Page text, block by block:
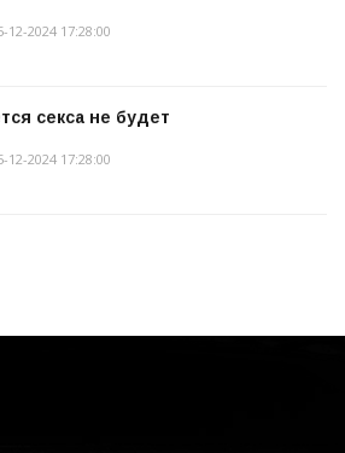
12-2024 17:28:00
секса не будет
12-2024 17:28:00